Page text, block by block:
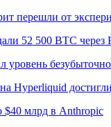
перешли от
52 500 BTC через
уровень
Hyperliquid
$40 млрд в Anthropic